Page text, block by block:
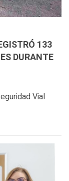
133
DURANTE
Vial